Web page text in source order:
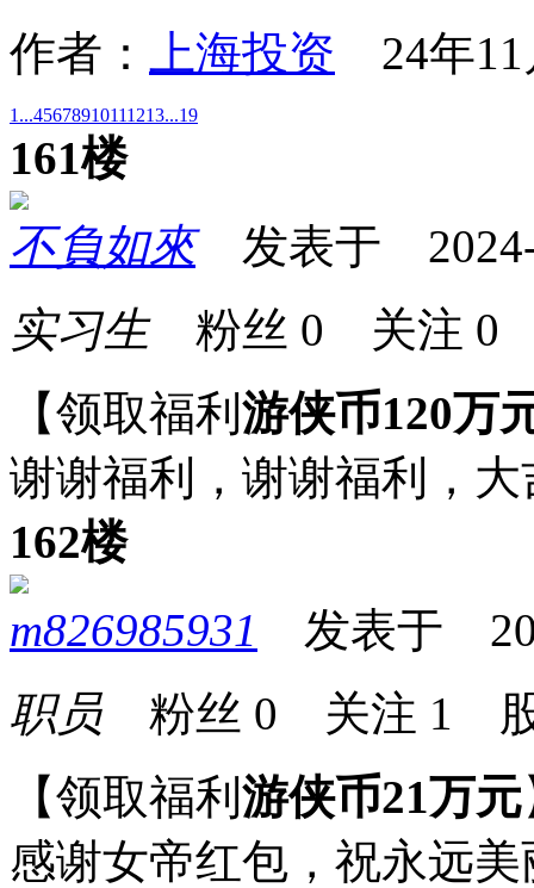
作者： 上海投资 24年11
1...45678910111213...19
161楼
不負如來发表于 2024-
实习生粉丝 0 关注 0
【领取福利 游侠币120万
谢谢福利，谢谢福利，
162楼
m826985931
发表于
职员 粉丝 0 关注 1
【领取福利 游侠币21万元
感谢女帝红包，祝永远美